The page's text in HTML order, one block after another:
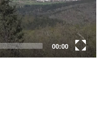
00:00